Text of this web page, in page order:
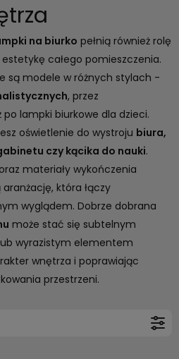
na biurko pełnią również rolę
całego pomieszczenia.
są modele w różnych stylach -
, przez
po lampki biurkowe dla dzieci.
oświetlenie do wystroju biura,
czy kącika do nauki.
materiały wykończenia
która łączy
wyglądem. Dobrze dobrana
może stać się subtelnym
wyrazistym elementem
wnętrza i poprawiając
przestrzeni.